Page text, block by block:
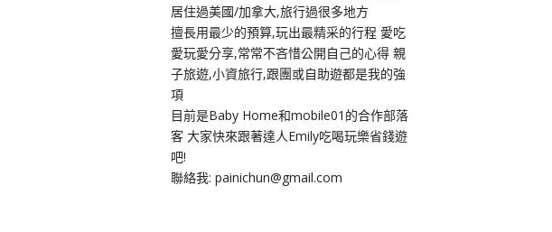
居住過美國/加拿大,旅行過很多地方
擅長用最少的預算,玩出最精采的行程 愛吃
愛玩愛分享,常常不吝惜公開自己的心得 親
子旅遊,小資旅行,跟團或自助遊都是我的強
項
目前是Baby Home和mobile01的合作部落
客 大家快來跟著達人Emily吃喝玩樂省錢遊
吧!
聯絡我: painichun@gmail.com